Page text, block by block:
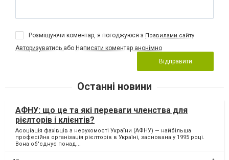
Розміщуючи коментар, я погоджуюся з Правилами сайту
Авторизуватись або Написати коментар анонімно
Відправити
Останні новини
АФНУ: що це та які переваги членства для
рієлторів і клієнтів?
Асоціація фахівців з нерухомості України (АФНУ) — найбільша
професійна організація рієлторів в Україні, заснована у 1995 році.
Вона об'єднує понад...